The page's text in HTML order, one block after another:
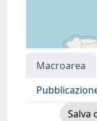
Macroarea
Salva